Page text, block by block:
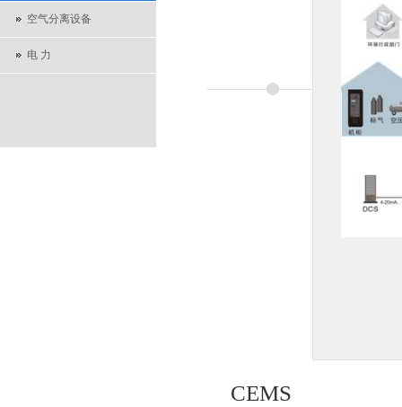
空气分离设备
电 力
CEMS